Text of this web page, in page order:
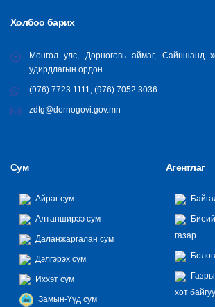
Холбоо барих
Монгол улс, Дорноговь аймаг, Сайншанд
удирдлагын ордон
(976) 7723 1111, (976) 7052 3036
zdtg@dornogovi.gov.mn
Сум
Айраг сум
Алтанширээ сум
Даланжаргалан сум
Дэлгэрэх сум
Иххэт сум
Замын-Үүд сум
Агентлаг
газар
хот